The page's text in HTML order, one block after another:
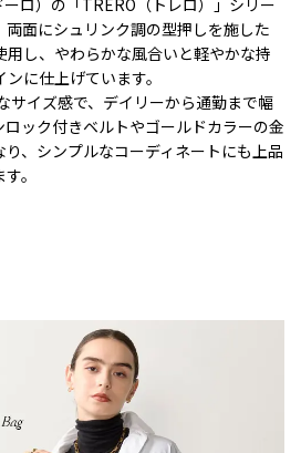
ロ）の「TRERO（トレロ）」シリー
面にシュリンク調の型押しを施した
し、やわらかな風合いと軽やかな持
に仕上げています。
サイズ感で、デイリーから通勤まで幅
ック付きベルトやゴールドカラーの金
、シンプルなコーディネートにも上品
。